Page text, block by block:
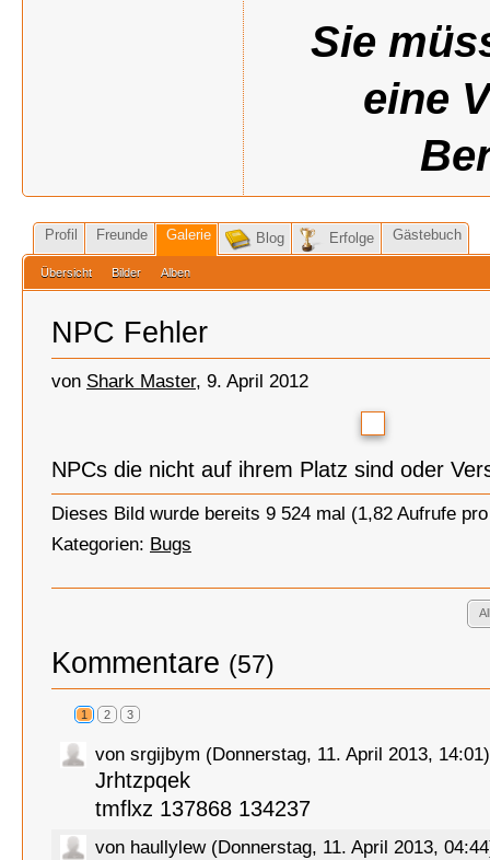
Sie
eine
Profil Freunde Galerie Blog Erfolge Gästebuch
Übersicht Bilder Alben
NPC Fehler
von Shark Master, 9. April 2012
NPCs die nicht auf ihrem Platz sind oder
Dieses Bild wurde bereits 9 524 mal (1,82 Aufrufe
Kategorien: Bugs
Kommentare (57)
1 2 3
von srgijbym (Donnerstag, 11. April 2013, 14:01)
Jrhtzpqek
tmflxz 137868 134237
von haullylew (Donnerstag, 11. April 2013,